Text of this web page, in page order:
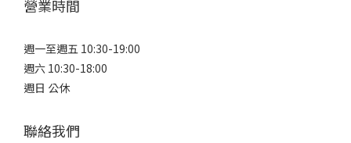
營業時間
週一至週五 10:30-19:00
週六 10:30-18:00
週日 公休
聯絡我們